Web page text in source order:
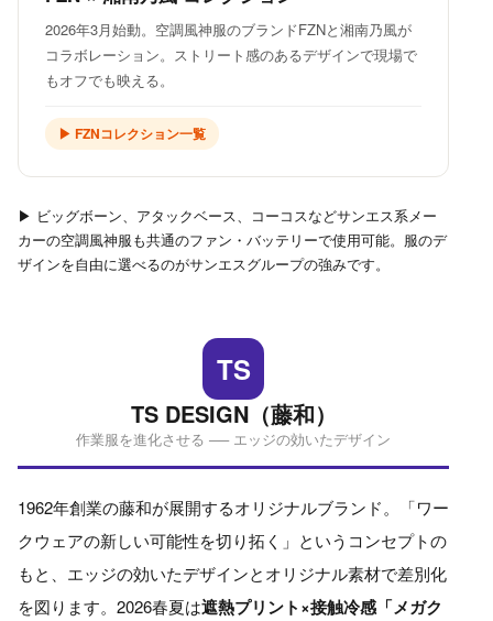
2026年3月始動。空調風神服のブランドFZNと湘南乃風が
コラボレーション。ストリート感のあるデザインで現場で
もオフでも映える。
▶ FZNコレクション一覧
▶ ビッグボーン、アタックベース、コーコスなどサンエス系メー
カーの空調風神服も共通のファン・バッテリーで使用可能。服のデ
ザインを自由に選べるのがサンエスグループの強みです。
TS
TS DESIGN（藤和）
作業服を進化させる ── エッジの効いたデザイン
1962年創業の藤和が展開するオリジナルブランド。「ワー
クウェアの新しい可能性を切り拓く」というコンセプトの
もと、エッジの効いたデザインとオリジナル素材で差別化
を図ります。2026春夏は遮熱プリント×接触冷感「メガク